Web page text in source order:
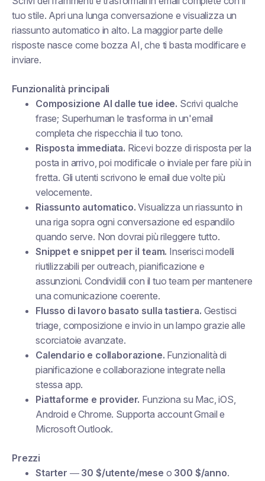
tuo stile. Apri una lunga conversazione e visualizza un
riassunto automatico in alto. La maggior parte delle
risposte nasce come bozza AI, che ti basta modificare e
inviare.
Funzionalità principali
Composizione AI dalle tue idee. Scrivi qualche
frase; Superhuman le trasforma in un'email
completa che rispecchia il tuo tono.
Risposta immediata. Ricevi bozze di risposta per la
posta in arrivo, poi modificale o inviale per fare più in
fretta. Gli utenti scrivono le email due volte più
velocemente.
Riassunto automatico. Visualizza un riassunto in
una riga sopra ogni conversazione ed espandilo
quando serve. Non dovrai più rileggere tutto.
Snippet e snippet per il team. Inserisci modelli
riutilizzabili per outreach, pianificazione e
assunzioni. Condividili con il tuo team per mantenere
una comunicazione coerente.
Flusso di lavoro basato sulla tastiera. Gestisci
triage, composizione e invio in un lampo grazie alle
scorciatoie avanzate.
Calendario e collaborazione. Funzionalità di
pianificazione e collaborazione integrate nella
stessa app.
Piattaforme e provider. Funziona su Mac, iOS,
Android e Chrome. Supporta account Gmail e
Microsoft Outlook.
Prezzi
Starter — 30 $/utente/mese o 300 $/anno.